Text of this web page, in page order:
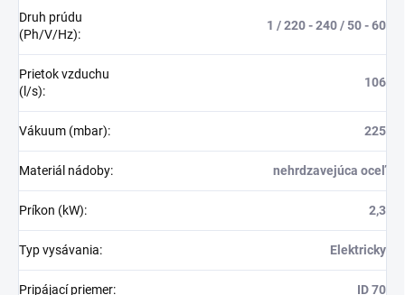
Druh prúdu
(Ph/V/Hz):
1 / 220 - 240 / 50 - 60
Prietok vzduchu
(l/s):
106
Vákuum (mbar): 225
Materiál nádoby: nehrdzavejúca oceľ
Príkon (kW): 2,3
Typ vysávania: Elektricky
Pripájací priemer: ID 70